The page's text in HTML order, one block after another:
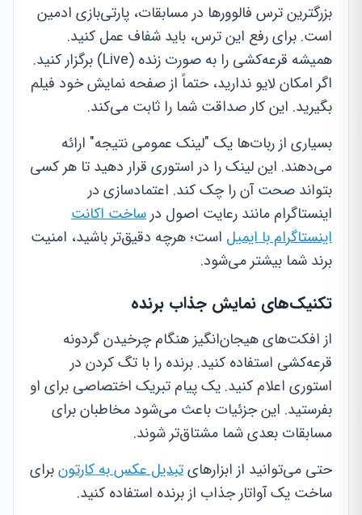
بزرگترین ترس فالوورها در مسابقات، پارتی‌بازی ادمین
است. برای رفع این ترس، باید شفاف عمل کنید.
همیشه قرعه‌کشی را به صورت زنده (Live) برگزار کنید.
اگر امکان لایو ندارید، حتماً از صفحه نمایش خود فیلم
بگیرید. این کار صداقت شما را ثابت می‌کند.
بسیاری از ربات‌ها یک "لینک عمومی نتیجه" ارائه
می‌دهند. این لینک را در استوری قرار دهید تا هر کسی
بتواند صحت آن را چک کند. اعتمادسازی در
اینستاگرام مانند رعایت اصول در ساخت اکانت
اینستاگرام با ایمیل است؛ هرچه دقیق‌تر باشید، امنیت
برند شما بیشتر می‌شود.
تکنیک‌های نمایش جذاب برنده
از افکت‌های هیجان‌انگیز هنگام چرخیدن گردونه
قرعه‌کشی استفاده کنید. برنده را با تگ کردن در
استوری اعلام کنید. یک پیام تبریک اختصاصی برای او
بفرستید. این جزئیات باعث می‌شود مخاطبان برای
مسابقات بعدی شما مشتاق‌تر شوند.
حتی می‌توانید از ابزارهایتبدیل عکس به کارتونبرای
ساخت یک آواتار جذاب از برنده استفاده کنید.